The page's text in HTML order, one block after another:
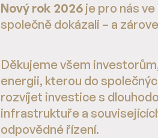
Nový rok 2026 je pro nás
společně dokázali – a
Děkujeme všem
energii, kterou do
rozvíjet investice s
infrastruktuře a
odpovědné řízení.